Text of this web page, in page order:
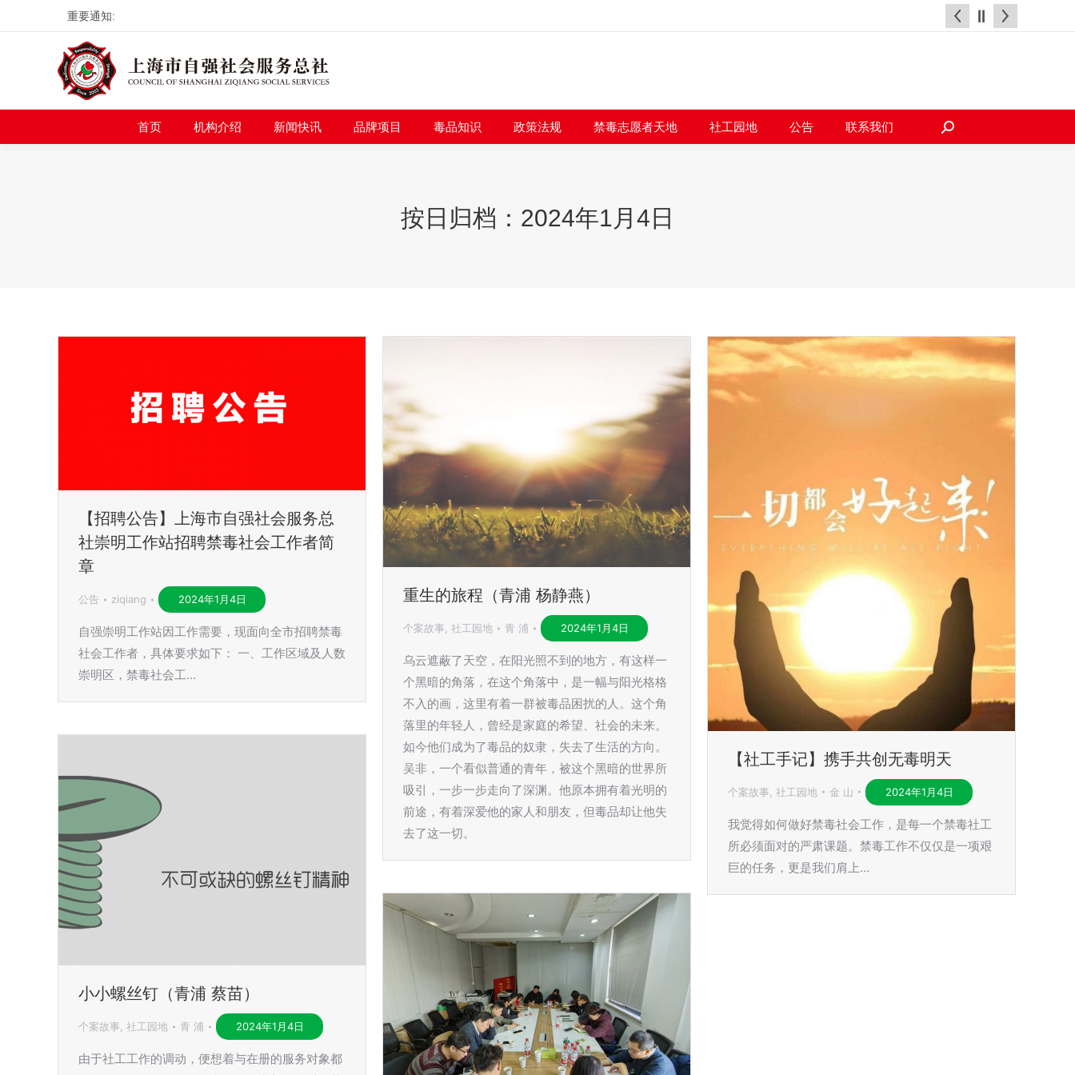
重要通知:
首页 机构介绍 新闻快讯 品牌项目 毒品知识 政策法规 禁毒志愿者天地 社工园地 公告 联系我们
搜
按日归档： 2024年1月4日
【招聘公告】上海市自强社会服务总
社崇明工作站招聘禁毒社会工作者简
章
公告 ziqiang 2024年1月4日
自强崇明工作站因工作需要，现面向全市招聘禁毒
社会工作者，具体要求如下： 一、工作区域及人数
崇明区，禁毒社会工…
重生的旅程（青浦 杨静燕）
个案故事, 社工园地 青 浦 2024年1月4日
乌云遮蔽了天空，在阳光照不到的地方，有这样一
个黑暗的角落，在这个角落中，是一幅与阳光格格
不入的画，这里有着一群被毒品困扰的人。这个角
落里的年轻人，曾经是家庭的希望、社会的未来。
如今他们成为了毒品的奴隶，失去了生活的方向。
吴非，一个看似普通的青年，被这个黑暗的世界所
吸引，一步一步走向了深渊。他原本拥有着光明的
前途，有着深爱他的家人和朋友，但毒品却让他失
去了这一切。
【社工手记】携手共创无毒明天
个案故事 社工园地 金 山 2024年1月4日
我觉得如何做好禁毒社会工作，是每一个禁毒社工
所必须面对的严肃课题。禁毒工作不仅仅是一项艰
巨的任务，更是我们肩上…
小小螺丝钉（青浦 蔡苗）
个案故事, 社工园地 青 浦 2024年1月4日
由于社工工作的调动，便想着与在册的服务对象都
首页 机构介绍 新闻快讯 品牌项目 毒品知识 政策法规 禁毒志愿者天地 社工园地 公告 联系我们
搜